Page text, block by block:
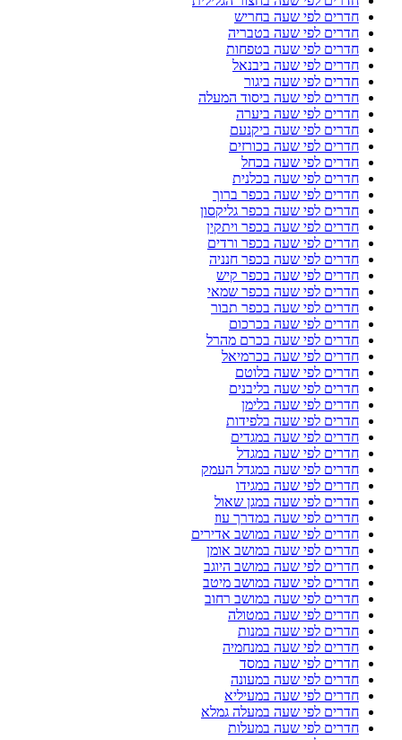
חדרים לפי שעה בחריש
חדרים לפי שעה בטבריה
חדרים לפי שעה בטפחות
חדרים לפי שעה ביבנאל
חדרים לפי שעה ביגור
חדרים לפי שעה ביסוד המעלה
חדרים לפי שעה ביערה
חדרים לפי שעה ביקנעם
חדרים לפי שעה בכורזים
חדרים לפי שעה בכחל
חדרים לפי שעה בכלנית
חדרים לפי שעה בכפר ברוך
חדרים לפי שעה בכפר גליקסון
חדרים לפי שעה בכפר ויתקין
חדרים לפי שעה בכפר ורדים
חדרים לפי שעה בכפר חנניה
חדרים לפי שעה בכפר קיש
חדרים לפי שעה בכפר שמאי
חדרים לפי שעה בכפר תבור
חדרים לפי שעה בכרכום
חדרים לפי שעה בכרם מהרל
חדרים לפי שעה בכרמיאל
חדרים לפי שעה בלוטם
חדרים לפי שעה בליבנים
חדרים לפי שעה בלימן
חדרים לפי שעה בלפידות
חדרים לפי שעה במגדים
חדרים לפי שעה במגדל
חדרים לפי שעה במגדל העמק
חדרים לפי שעה במגידו
חדרים לפי שעה במגן שאול
חדרים לפי שעה במדרך עוז
חדרים לפי שעה במושב אדירים
חדרים לפי שעה במושב אומן
חדרים לפי שעה במושב היוגב
חדרים לפי שעה במושב מיטב
חדרים לפי שעה במושב רחוב
חדרים לפי שעה במטולה
חדרים לפי שעה במנות
חדרים לפי שעה במנחמיה
חדרים לפי שעה במסד
חדרים לפי שעה במעונה
חדרים לפי שעה במעיליא
חדרים לפי שעה במעלה גמלא
חדרים לפי שעה במעלות